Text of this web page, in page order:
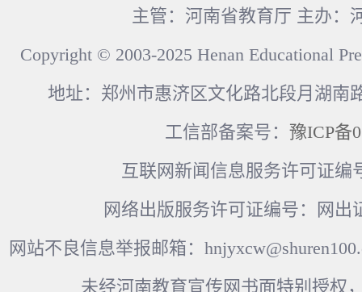
主管：河南省教育厅 主办：
Copyright © 2003-2025 Henan Educational
地址：郑州市惠济区文化路北段月湖南
工信部备案号： 豫ICP备
互联网新闻信息服务许可证编
网络出版服务许可证编号：网出
网站不良信息举报邮箱：
未经河南教育宣传网书面特别授权